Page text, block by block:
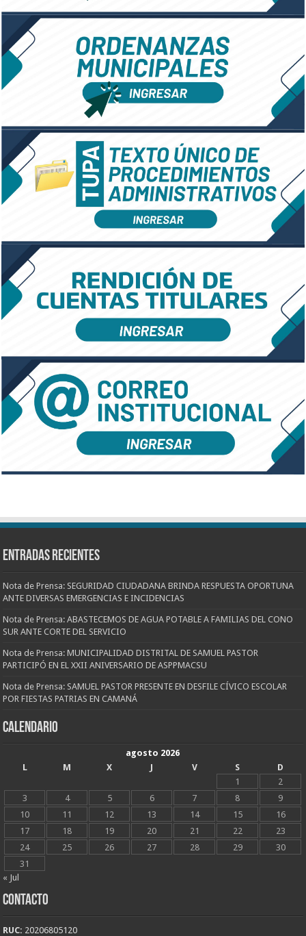
Entradas recientes
Nota de Prensa: SEGURIDAD CIUDADANA BRINDA RESPUESTA OPORTUNA
ANTE DIVERSAS EMERGENCIAS E INCIDENCIAS
Nota de Prensa: ABASTECEMOS DE AGUA POTABLE A FAMILIAS DEL CONO
SUR ANTE CORTE DEL SERVICIO
Nota de Prensa: MUNICIPALIDAD DISTRITAL DE SAMUEL PASTOR
PARTICIPÓ EN EL XXII ANIVERSARIO DE ASPPMACSU
Nota de Prensa: SAMUEL PASTOR PRESENTE EN DESFILE CÍVICO ESCOLAR
POR FIESTAS PATRIAS EN CAMANÁ
CALENDARIO
agosto 2026
L
M X J V S
D
1
2
3
4 5 6 7 8
9
10
11 12 13 14 15
16
17
18 19 20 21 22
23
24
25 26 27 28 29
30
31
« Jul
CONTACTO
RUC: 20206805120